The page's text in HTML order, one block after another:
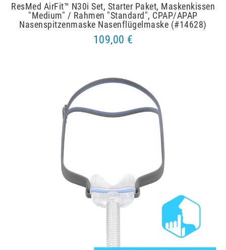
ResMed AirFit™ N30i Set, Starter Paket, Maskenkissen
"Medium" / Rahmen "Standard", CPAP/APAP
Nasenspitzenmaske Nasenflügelmaske (#14628)
109,00 €